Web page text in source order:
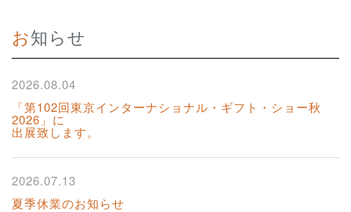
お知らせ
2026.08.04
「第102回東京インターナショナル・ギフト・ショー秋
2026」に
出展致します。
2026.07.13
夏季休業のお知らせ